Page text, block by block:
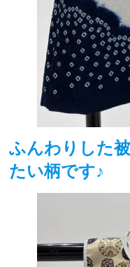
ふんわりした
たい柄です♪